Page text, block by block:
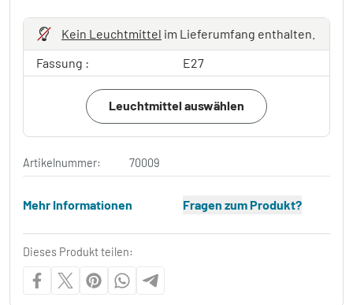
Kein Leuchtmittel im Lieferumfang enthalten.
Fassung :
E27
Leuchtmittel auswählen
Artikelnummer: 70009
Mehr Informationen Fragen zum Produkt?
Dieses Produkt teilen: